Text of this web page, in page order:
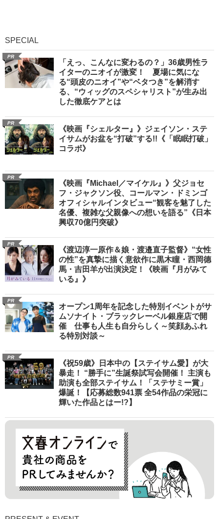
SPECIAL
PR
「えっ、こんなに変わるの？」36歳男性ラ
イターのニオイが激変！ 夏場に気にな
る“頭皮のニオイ”や“ベタつき”を解消す
る、“ウィッグのスペシャリスト”が生み出
した徹底ケアとは
PR
《映画『シェルター』》ジェイソン・ステ
イサムがお盆を“打破”する!!《「眠眠打破」
コラボ》
PR
《映画『Michael／マイケル』》父ジョセ
フ・ジャクソン役、コールマン・ドミンゴ
オフィシャルインタビュー“観客を魅了した
名優、複雑な父親像への想いを語る”《日本
興収70億円突破》
PR
《渡辺淳一原作＆娘・渡邉直子監督》“女性
の性”を真摯に描く意欲作に黒木瞳・西岡德
馬・吉田羊が出演決定！《映画『月がみて
いる』》
PR
オープン1周年を記念した特別イベントがサ
ムソナイト・ブラックレーベル銀座店で開
催 仕事も人生も自分らしく～笑顔あふれ
る特別対談～
PR
《祝59歳》日本中の【ステイサム愛】が大
暴走！ “勝手に”生誕祭試写会開催！ 主演も
助演も全部ステイサム！「ステサミー賞」
爆誕！【応募総数941票 全54作品の栄冠に
輝いた作品とはー!?】